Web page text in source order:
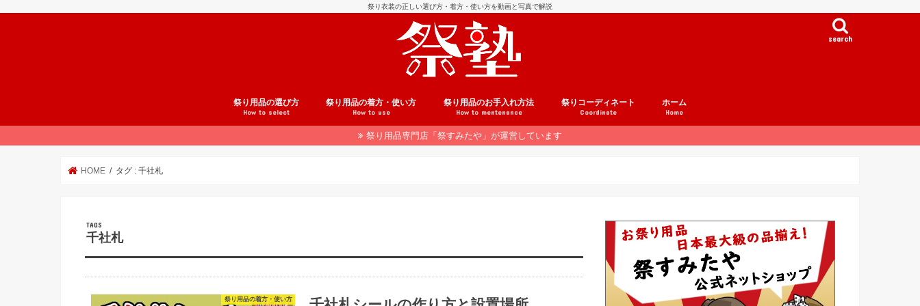
祭り衣装の正しい選び方・着方・使い方を動画と写真で解説
search
祭り用品の選び方
How to select
オーダーメイド祭り用品の注文方法
祭り用品の着方・使い方
How to use
法被の着方
腹掛の着方
股引の履き方
鯉口シャツの着方
帯の結び方
地下足袋の履き方
雪駄の履き方
足袋の履き方
草鞋の履き方
はちまきの巻き方
祭り小物の使い方
手ぬぐいの使い方
和楽器の使い方
祭りヘアアレンジ
着こなしテクニック
祭り用品のお手入れ方法
How to mentenance
法被のお手入れ
腹掛のお手入れ
股引のお手入れ
鯉口シャツのお手入れ
履き物のお手入れ
祭り小物のお手入れ
和楽器のお手入れ
祭りコーディネート
Coordinate
祭りコーデ事例集
ヘアアレンジ事例集
ホーム
Home
祭り用品専門店「祭すみたや」が運営しています
HOME タグ : 千社札
千社札
祭り用品の着方・使い方